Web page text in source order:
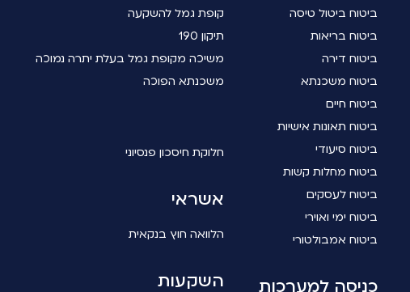
ביטוח ביטול טיסה
ביטוח בריאות
ביטוח דירה
ביטוח משכנתא
ביטוח חיים
ביטוח תאונות אישיות
ביטוח סיעודי
ביטוח מחלות קשות
ביטוח לעסקים
ביטוח ימי ואוירי
ביטוח אמבולטורי
כניסה למערכות
קופת גמל להשקעה
תיקון 190
משיכה מקופת גמל בעלת יתרה נמוכה
משכנתא הפוכה
חלוקת חיסכון פנסיוני
אשראי
הלוואה חוץ בנקאית
השקעות